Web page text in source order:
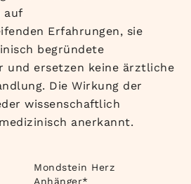
auf
Erfahrungen, sie
begründete
und ersetzen keine ärztliche
Die Wirkung der
wissenschaftlich
anerkannt.
Mondstein Herz
Anhänger*